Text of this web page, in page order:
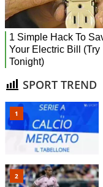
SPORT TREND